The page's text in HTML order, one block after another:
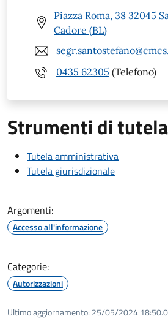
Piazza Roma, 38 32045
Cadore (BL)
0435 62305 (Telefono)
Strumenti di tutela
Tutela amministrativa
Tutela giurisdizionale
Argomenti:
Accesso all'informazione
Categorie:
Autorizzazioni
Ultimo aggiornamento: 25/05/2024